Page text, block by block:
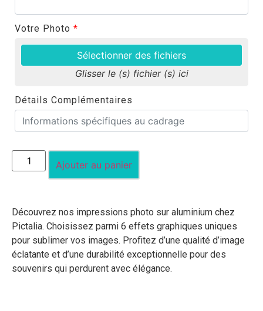
Votre Photo *
Sélectionner des fichiers
Glisser le (s) fichier (s) ici
Détails Complémentaires
Ajouter au panier
Découvrez nos impressions photo sur aluminium chez
Pictalia. Choisissez parmi 6 effets graphiques uniques
pour sublimer vos images. Profitez d’une qualité d’image
éclatante et d’une durabilité exceptionnelle pour des
souvenirs qui perdurent avec élégance.